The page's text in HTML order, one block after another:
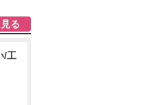
る
/工